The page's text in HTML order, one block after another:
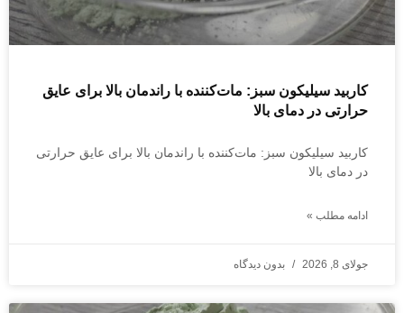
کاربید سیلیکون سبز: مات‌کننده با راندمان بالا برای عایق
حرارتی در دمای بالا
کاربید سیلیکون سبز: مات‌کننده با راندمان بالا برای عایق حرارتی
در دمای بالا
ادامه مطلب »
جولای 8, 2026 بدون دیدگاه